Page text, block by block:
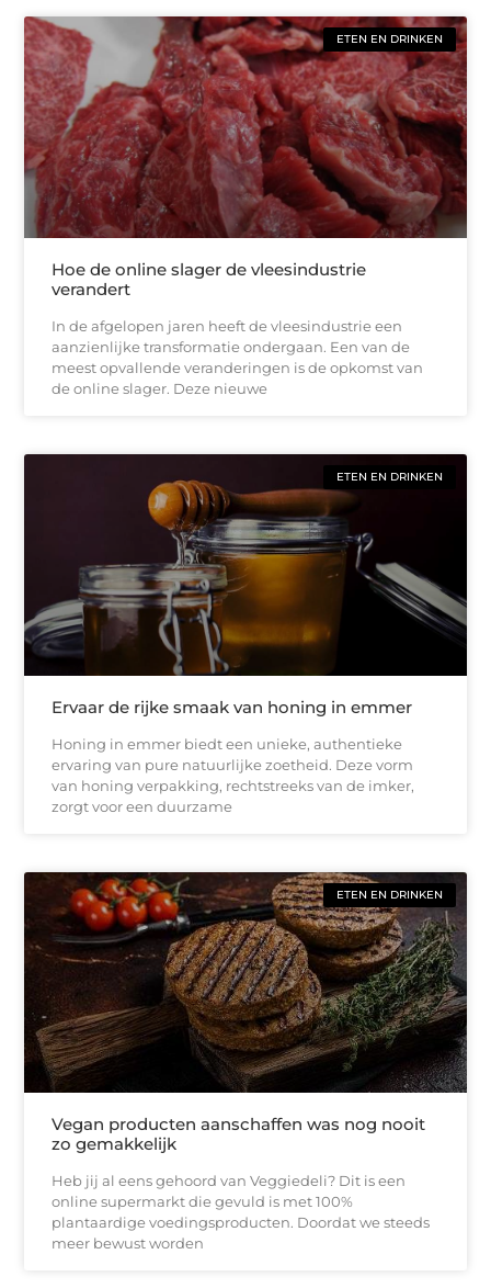
ETEN EN DRINKEN
Hoe de online slager de vleesindustrie
verandert
In de afgelopen jaren heeft de vleesindustrie een
aanzienlijke transformatie ondergaan. Een van de
meest opvallende veranderingen is de opkomst van
de online slager. Deze nieuwe
ETEN EN DRINKEN
Ervaar de rijke smaak van honing in emmer
Honing in emmer biedt een unieke, authentieke
ervaring van pure natuurlijke zoetheid. Deze vorm
van honing verpakking, rechtstreeks van de imker,
zorgt voor een duurzame
ETEN EN DRINKEN
Vegan producten aanschaffen was nog nooit
zo gemakkelijk
Heb jij al eens gehoord van Veggiedeli? Dit is een
online supermarkt die gevuld is met 100%
plantaardige voedingsproducten. Doordat we steeds
meer bewust worden